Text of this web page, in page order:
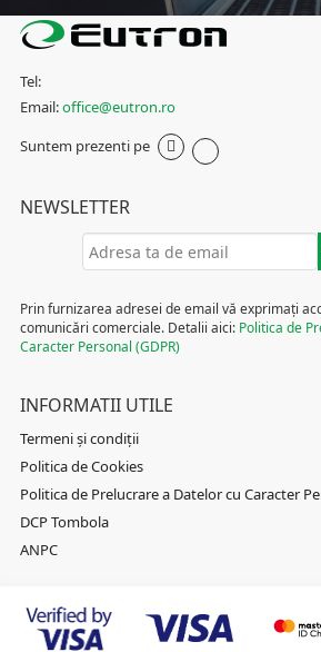
Tel:
Email:office@eutron.ro
Suntem prezenti pe
NEWSLETTER
Prin furnizarea adresei de email vă exprimați
comunicări comerciale. Detalii aici: Politica de
Caracter Personal (GDPR)
INFORMATII UTILE
Termeni și condiții
Politica de Cookies
Politica de Prelucrare a Datelor cu Caracter
DCP Tombola
ANPC